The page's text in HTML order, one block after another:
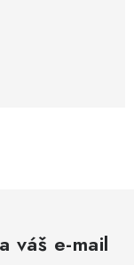
váš e-mail